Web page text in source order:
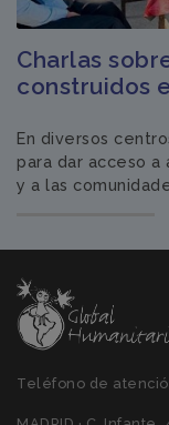
Charlas
construidos
En diversos
para dar acceso
y a las
Teléfono de